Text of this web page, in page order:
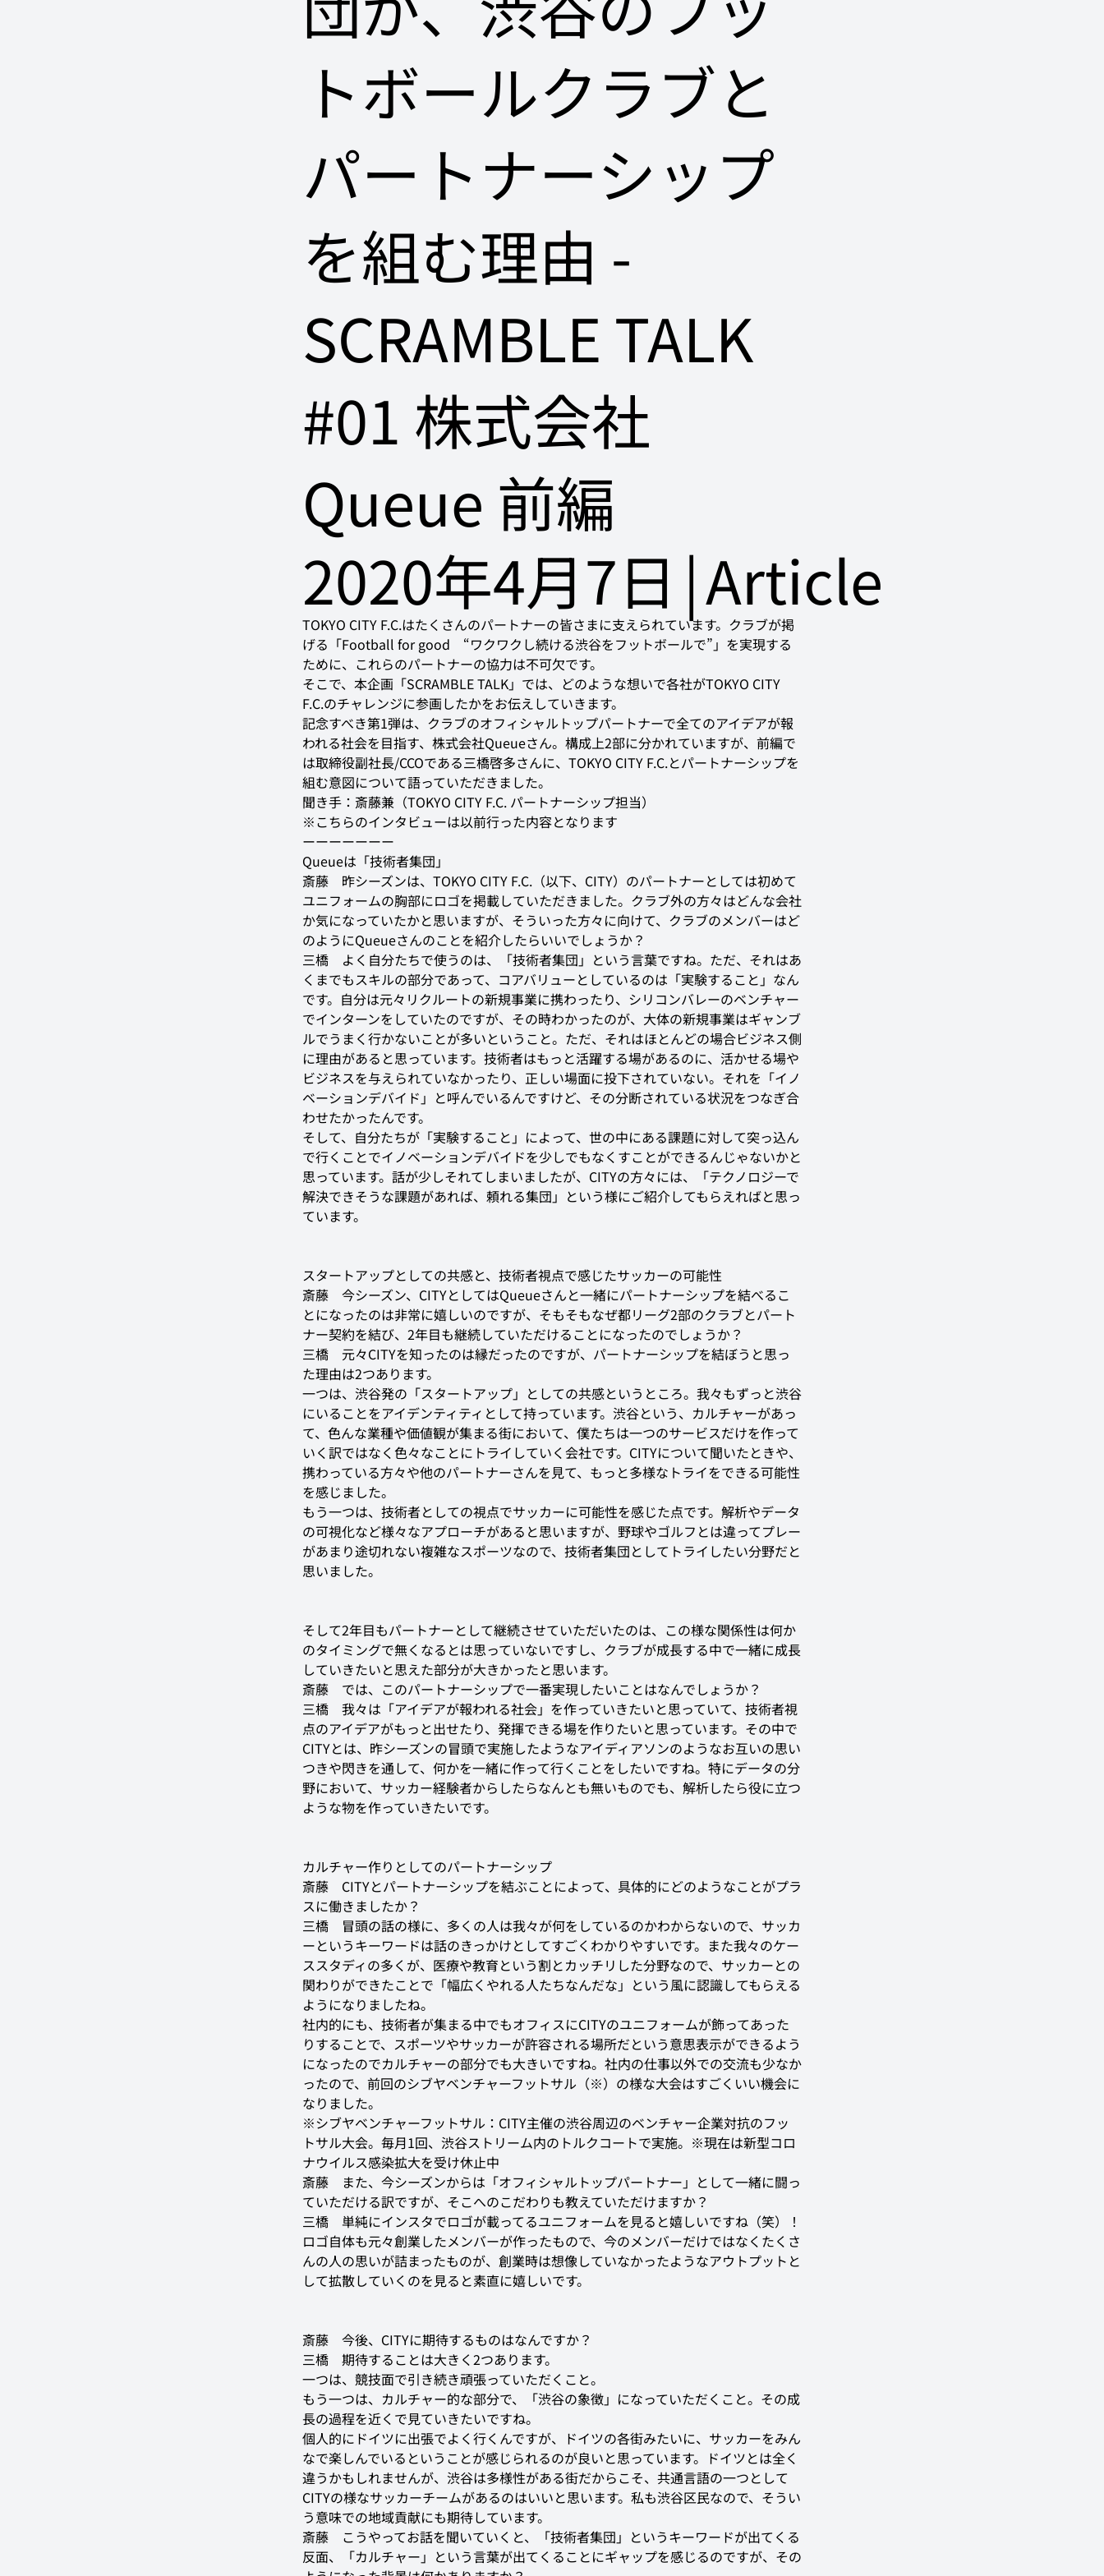
トボールクラブと
パートナーシップ
を組む理由 -
SCRAMBLE TALK
#01 株式会社
Queue 前編
2020年4月7日 |Article
TOKYO CITY F.C.はたくさんのパートナーの皆さまに支えられています。クラブが掲
げる「Football for good　“ワクワクし続ける渋谷をフットボールで”」を実現する
ために、これらのパートナーの協力は不可欠です。
そこで、本企画「SCRAMBLE TALK」では、どのような想いで各社がTOKYO CITY
F.C.のチャレンジに参画したかをお伝えしていきます。
記念すべき第1弾は、クラブのオフィシャルトップパートナーで全てのアイデアが報
われる社会を目指す、株式会社Queueさん。構成上2部に分かれていますが、前編で
は取締役副社長/CCOである三橋啓多さんに、TOKYO CITY F.C.とパートナーシップを
組む意図について語っていただきました。
聞き手：斎藤兼（TOKYO CITY F.C. パートナーシップ担当）
※こちらのインタビューは以前行った内容となります
ーーーーーーー
Queueは「技術者集団」
斎藤 昨シーズンは、TOKYO CITY F.C.（以下、CITY）のパートナーとしては初めて
ユニフォームの胸部にロゴを掲載していただきました。クラブ外の方々はどんな会社
か気になっていたかと思いますが、そういった方々に向けて、クラブのメンバーはど
のようにQueueさんのことを紹介したらいいでしょうか？
三橋 よく自分たちで使うのは、「技術者集団」という言葉ですね。ただ、それはあ
くまでもスキルの部分であって、コアバリューとしているのは「実験すること」なん
です。自分は元々リクルートの新規事業に携わったり、シリコンバレーのベンチャー
でインターンをしていたのですが、その時わかったのが、大体の新規事業はギャンブ
ルでうまく行かないことが多いということ。ただ、それはほとんどの場合ビジネス側
に理由があると思っています。技術者はもっと活躍する場があるのに、活かせる場や
ビジネスを与えられていなかったり、正しい場面に投下されていない。それを「イノ
ベーションデバイド」と呼んでいるんですけど、その分断されている状況をつなぎ合
わせたかったんです。
そして、自分たちが「実験すること」によって、世の中にある課題に対して突っ込ん
で行くことでイノベーションデバイドを少しでもなくすことができるんじゃないかと
思っています。話が少しそれてしまいましたが、CITYの方々には、「テクノロジーで
解決できそうな課題があれば、頼れる集団」という様にご紹介してもらえればと思っ
ています。
スタートアップとしての共感と、技術者視点で感じたサッカーの可能性
斎藤 今シーズン、CITYとしてはQueueさんと一緒にパートナーシップを結べるこ
とになったのは非常に嬉しいのですが、そもそもなぜ都リーグ2部のクラブとパート
ナー契約を結び、2年目も継続していただけることになったのでしょうか？
三橋 元々CITYを知ったのは縁だったのですが、パートナーシップを結ぼうと思っ
た理由は2つあります。
一つは、渋谷発の「スタートアップ」としての共感というところ。我々もずっと渋谷
にいることをアイデンティティとして持っています。渋谷という、カルチャーがあっ
て、色んな業種や価値観が集まる街において、僕たちは一つのサービスだけを作って
いく訳ではなく色々なことにトライしていく会社です。CITYについて聞いたときや、
携わっている方々や他のパートナーさんを見て、もっと多様なトライをできる可能性
を感じました。
もう一つは、技術者としての視点でサッカーに可能性を感じた点です。解析やデータ
の可視化など様々なアプローチがあると思いますが、野球やゴルフとは違ってプレー
があまり途切れない複雑なスポーツなので、技術者集団としてトライしたい分野だと
思いました。
そして2年目もパートナーとして継続させていただいたのは、この様な関係性は何か
のタイミングで無くなるとは思っていないですし、クラブが成長する中で一緒に成長
していきたいと思えた部分が大きかったと思います。
斎藤 では、このパートナーシップで一番実現したいことはなんでしょうか？
三橋 我々は「アイデアが報われる社会」を作っていきたいと思っていて、技術者視
点のアイデアがもっと出せたり、発揮できる場を作りたいと思っています。その中で
CITYとは、昨シーズンの冒頭で実施したようなアイディアソンのようなお互いの思い
つきや閃きを通して、何かを一緒に作って行くことをしたいですね。特にデータの分
野において、サッカー経験者からしたらなんとも無いものでも、解析したら役に立つ
ような物を作っていきたいです。
カルチャー作りとしてのパートナーシップ
斎藤 CITYとパートナーシップを結ぶことによって、具体的にどのようなことがプラ
スに働きましたか？
三橋 冒頭の話の様に、多くの人は我々が何をしているのかわからないので、サッカ
ーというキーワードは話のきっかけとしてすごくわかりやすいです。また我々のケー
ススタディの多くが、医療や教育という割とカッチリした分野なので、サッカーとの
関わりができたことで「幅広くやれる人たちなんだな」という風に認識してもらえる
ようになりましたね。
社内的にも、技術者が集まる中でもオフィスにCITYのユニフォームが飾ってあった
りすることで、スポーツやサッカーが許容される場所だという意思表示ができるよう
になったのでカルチャーの部分でも大きいですね。社内の仕事以外での交流も少なか
ったので、前回のシブヤベンチャーフットサル（※）の様な大会はすごくいい機会に
なりました。
※シブヤベンチャーフットサル：CITY主催の渋谷周辺のベンチャー企業対抗のフッ
トサル大会。毎月1回、渋谷ストリーム内のトルクコートで実施。※現在は新型コロ
ナウイルス感染拡大を受け休止中
斎藤 また、今シーズンからは「オフィシャルトップパートナー」として一緒に闘っ
ていただける訳ですが、そこへのこだわりも教えていただけますか？
三橋 単純にインスタでロゴが載ってるユニフォームを見ると嬉しいですね（笑）！
ロゴ自体も元々創業したメンバーが作ったもので、今のメンバーだけではなくたくさ
んの人の思いが詰まったものが、創業時は想像していなかったようなアウトプットと
して拡散していくのを見ると素直に嬉しいです。
斎藤 今後、CITYに期待するものはなんですか？
三橋 期待することは大きく2つあります。
一つは、競技面で引き続き頑張っていただくこと。
もう一つは、カルチャー的な部分で、「渋谷の象徴」になっていただくこと。その成
長の過程を近くで見ていきたいですね。
個人的にドイツに出張でよく行くんですが、ドイツの各街みたいに、サッカーをみん
なで楽しんでいるということが感じられるのが良いと思っています。ドイツとは全く
違うかもしれませんが、渋谷は多様性がある街だからこそ、共通言語の一つとして
CITYの様なサッカーチームがあるのはいいと思います。私も渋谷区民なので、そうい
う意味での地域貢献にも期待しています。
斎藤 こうやってお話を聞いていくと、「技術者集団」というキーワードが出てくる
反面、「カルチャー」という言葉が出てくることにギャップを感じるのですが、その